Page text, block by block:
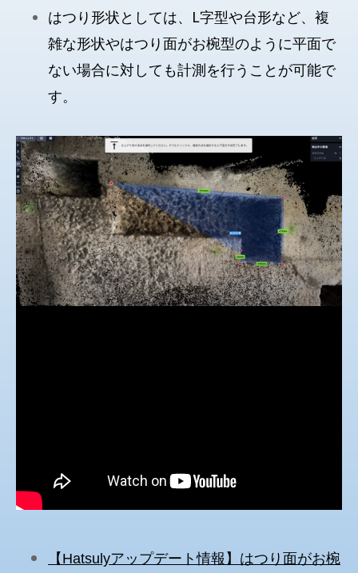
はつり形状としては、L字型や台形など、複
雑な形状やはつり面がお椀型のように平面で
ない場合に対しても計測を行うことが可能で
す。
【Hatsulyアップデート情報】はつり面がお椀